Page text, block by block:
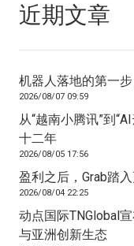
近期文章
机器人落地的第一
2026/08/07 09:59
从“越南小腾讯”到
十二年
2026/08/05 17:56
盈利之后，Grab踏
2026/08/04 22:25
动点国际TNGlobal
与亚洲创新生态